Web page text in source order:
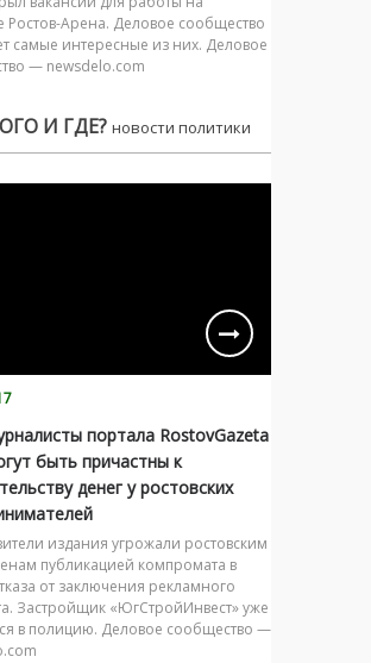
Ростов-Арена. Деловое сообщество
самые интересные из них. Деловое
— newsdelo.com
И ГДЕ? новости политики
портала RostovGazeta
быть причастны к
денег у ростовских
издания угрожали ростовским
публикацией компромата в
от заключения рекламного
Застройщик «ЮгСтройИнвест» уже
в полицию. Деловое сообщество —